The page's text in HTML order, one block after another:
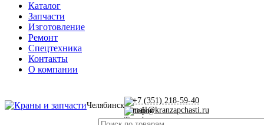
Каталог
Запчасти
Изготовление
Ремонт
Спецтехника
Контакты
О компании
Челябинск
+7 (351) 218-59-40
mail@kranzapchasti.ru